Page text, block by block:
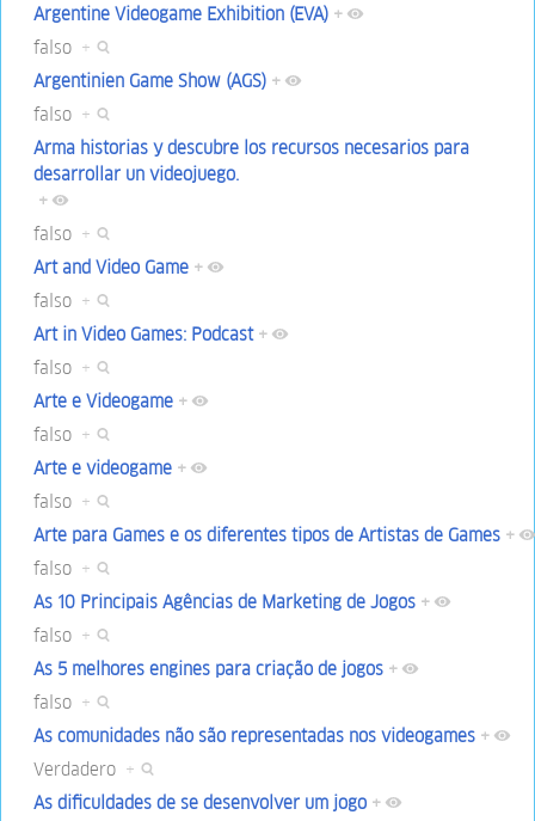
Argentine Videogame Exhibition (EVA) +
falso +
Argentinien Game Show (AGS) +
falso +
Arma historias y descubre los recursos necesarios para
desarrollar un videojuego.
+
falso +
Art and Video Game +
falso +
Art in Video Games: Podcast +
falso +
Arte e Videogame +
falso +
Arte e videogame +
falso +
Arte para Games e os diferentes tipos de Artistas de Games +
falso +
As 10 Principais Agências de Marketing de Jogos +
falso +
As 5 melhores engines para criação de jogos +
falso +
As comunidades não são representadas nos videogames +
Verdadero +
As dificuldades de se desenvolver um jogo +